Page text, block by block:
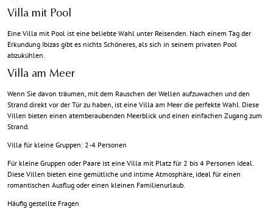
Villa mit Pool
Eine Villa mit Pool ist eine beliebte Wahl unter Reisenden. Nach einem Tag der
Erkundung Ibizas gibt es nichts Schöneres, als sich in seinem privaten Pool
abzukühlen.
Villa am Meer
Wenn Sie davon träumen, mit dem Rauschen der Wellen aufzuwachen und den
Strand direkt vor der Tür zu haben, ist eine Villa am Meer die perfekte Wahl. Diese
Villen bieten einen atemberaubenden Meerblick und einen einfachen Zugang zum
Strand.
Villa für kleine Gruppen: 2-4 Personen
Für kleine Gruppen oder Paare ist eine Villa mit Platz für 2 bis 4 Personen ideal.
Diese Villen bieten eine gemütliche und intime Atmosphäre, ideal für einen
romantischen Ausflug oder einen kleinen Familienurlaub.
Häufig gestellte Fragen